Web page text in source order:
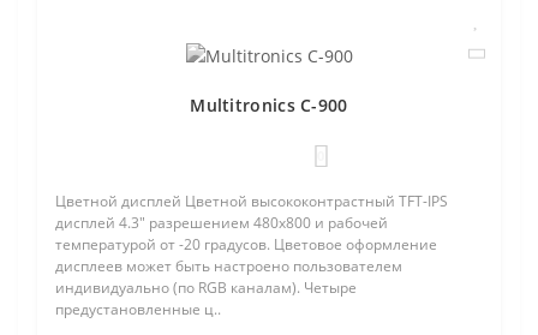
Multitronics C-900
Цветной дисплей Цветной высококонтрастный TFT-IPS
дисплей 4.3" разрешением 480х800 и рабочей
температурой от -20 градусов. Цветовое оформление
дисплеев может быть настроено пользователем
индивидуально (по RGB каналам). Четыре
предустановленные ц..